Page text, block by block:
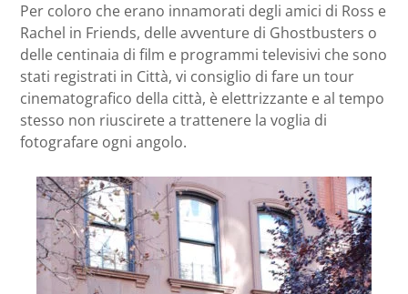
Per coloro che erano innamorati degli amici di Ross e
Rachel in Friends, delle avventure di Ghostbusters o
delle centinaia di film e programmi televisivi che sono
stati registrati in Città, vi consiglio di fare un tour
cinematografico della città, è elettrizzante e al tempo
stesso non riuscirete a trattenere la voglia di
fotografare ogni angolo.